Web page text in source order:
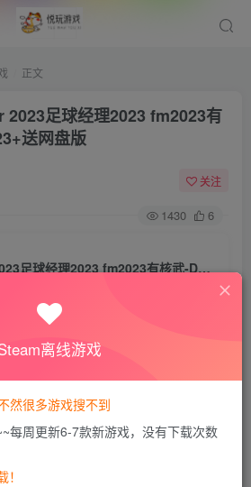
正文
足球经理2023 fm2023有
送网盘版
关注
1430 6
Football Manager 2023足球经理2023 fm2023有核武-D加密FM2023+送网盘版
8
暂时无法购买，请与站长联系
未登录！建议登陆后购买，可保存购买订单
离线游戏
然很多游戏搜不到
每周更新6-7款新游戏，没有下载次数